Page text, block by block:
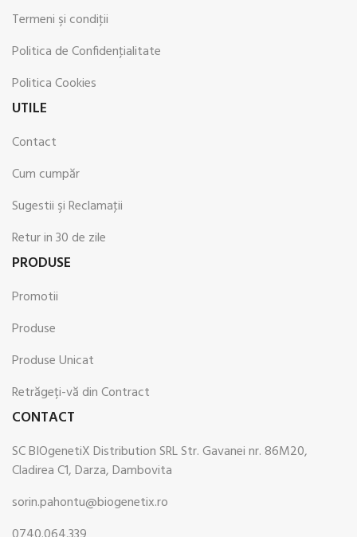
Termeni şi condiţii
Politica de Confidenţialitate
Politica Cookies
UTILE
Contact
Cum cumpăr
Sugestii şi Reclamaţii
Retur in 30 de zile
PRODUSE
Promotii
Produse
Produse Unicat
Retrăgeți-vă din Contract
CONTACT
SC BIOgenetiX Distribution SRL Str. Gavanei nr. 86M20,
Cladirea C1, Darza, Dambovita
sorin.pahontu@biogenetix.ro